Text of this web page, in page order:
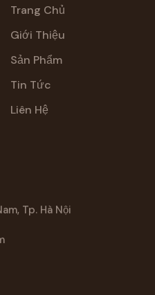
Trang Chủ
Giới Thiệu
Sản Phẩm
Tin Tức
Liên Hệ
Tp. Hà Nội